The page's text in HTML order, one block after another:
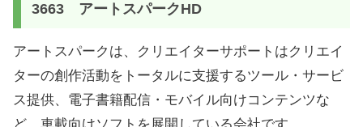
3663 アートスパークHD
アートスパークは、クリエイターサポートはクリエイ
ターの創作活動をトータルに支援するツール・サービ
ス提供、電子書籍配信・モバイル向けコンテンツな